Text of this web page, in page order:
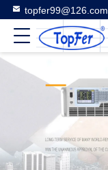
topfer99@126.com